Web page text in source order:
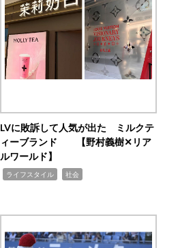
LVに敗訴して人気が出た ミルクテ
ィーブランド 【野村義樹✕リア
ルワールド】
ライフスタイル 社会